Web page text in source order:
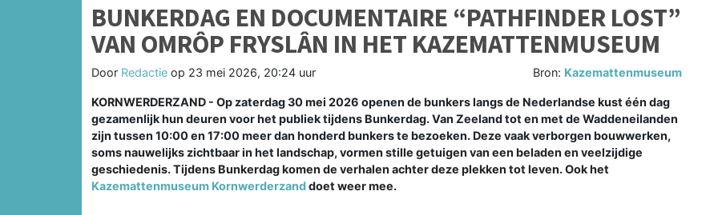
BUNKERDAG EN DOCUMENTAIRE “PATHFINDER LOST”
VAN OMRÔP FRYSLÂN IN HET KAZEMATTENMUSEUM
Door Redactie op 23 mei 2026, 20:24 uur Bron: Kazemattenmuseum
KORNWERDERZAND - Op zaterdag 30 mei 2026 openen de bunkers langs de Nederlandse kust één dag
gezamenlijk hun deuren voor het publiek tijdens Bunkerdag. Van Zeeland tot en met de Waddeneilanden
zijn tussen 10:00 en 17:00 meer dan honderd bunkers te bezoeken. Deze vaak verborgen bouwwerken,
soms nauwelijks zichtbaar in het landschap, vormen stille getuigen van een beladen en veelzijdige
geschiedenis. Tijdens Bunkerdag komen de verhalen achter deze plekken tot leven. Ook het
Kazemattenmuseum Kornwerderzanddoet weer mee.